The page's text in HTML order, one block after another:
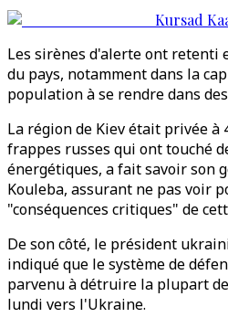
Kursad
Les sirènes d'alerte ont retenti
du pays, notamment dans la
population à se rendre dans
La région de Kiev était privée à
frappes russes qui ont touché
énergétiques, a fait savoir son
Kouleba, assurant ne pas voir
"conséquences critiques" de
De son côté, le président
indiqué que le système de
parvenu à détruire la plupart
lundi vers l'Ukraine.